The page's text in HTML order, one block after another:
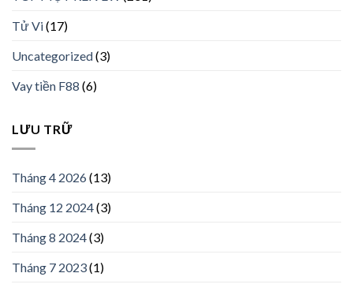
Tử Vi(17)
Uncategorized(3)
Vay tiền F88 (6)
LƯU TRỮ
Tháng 4 2026(13)
Tháng 12 2024(3)
Tháng 8 2024(3)
Tháng 7 2023(1)